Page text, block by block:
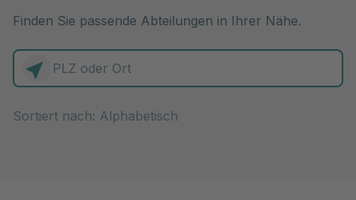
Finden Sie passende Abteilungen in Ihrer Nähe.